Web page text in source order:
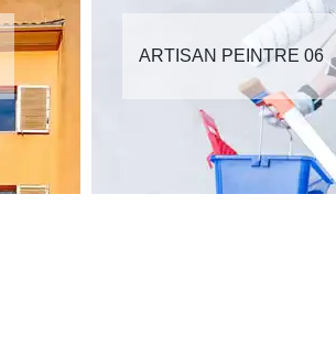
ARTISAN PEINTRE 06